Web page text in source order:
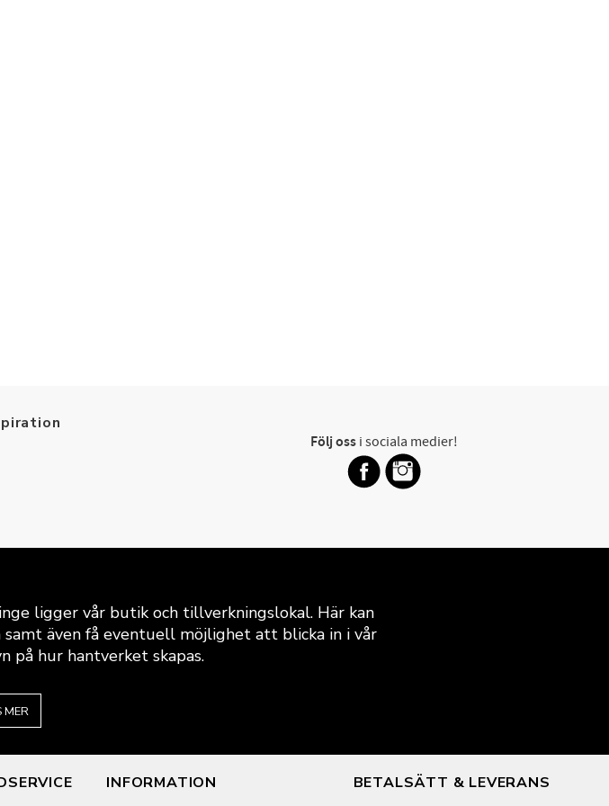
Följ ossi sociala medier!
ligger vår butik och tillverkningslokal. Här kan
även få eventuell möjlighet att blicka in i vår
på hur hantverket skapas.
MER
INFORMATION BETALSÄTT & LEVERANS